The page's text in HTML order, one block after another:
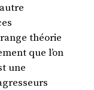
théorie
que l’on
une